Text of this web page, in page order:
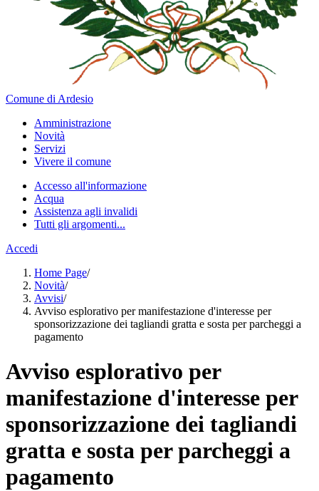
Comune di Ardesio
Amministrazione
Novità
Servizi
Vivere il comune
Accesso all'informazione
Acqua
Assistenza agli invalidi
Tutti gli argomenti...
Accedi
Home Page/
Novità/
Avvisi/
Avviso esplorativo per manifestazione d'interesse per
sponsorizzazione dei tagliandi gratta e sosta per parcheggi a
pagamento
Avviso esplorativo per
manifestazione d'interesse per
sponsorizzazione dei tagliandi
gratta e sosta per parcheggi a
pagamento